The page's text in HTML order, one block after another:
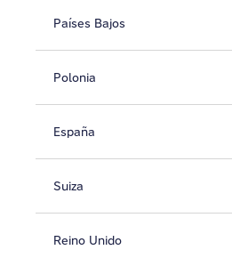
Países Bajos
Polonia
España
Suiza
Reino Unido